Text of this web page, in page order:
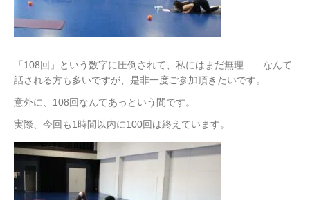
「108回」という数字に圧倒されて、私にはまだ無理……なんて
話される方も多いですが、是非一度ご参加頂きたいです。
意外に、108回なんてあっという間です。
実際、今回も1時間以内に100回は終えています。